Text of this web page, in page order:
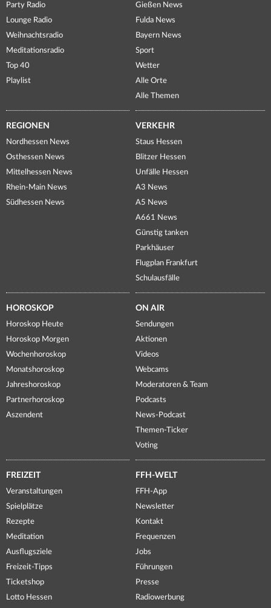
Party Radio
Lounge Radio
Weihnachtsradio
Meditationsradio
Top 40
Playlist
Gießen News
Fulda News
Bayern News
Sport
Wetter
Alle Orte
Alle Themen
REGIONEN
Nordhessen News
Osthessen News
Mittelhessen News
Rhein-Main News
Südhessen News
VERKEHR
Staus Hessen
Blitzer Hessen
Unfälle Hessen
A3 News
A5 News
A661 News
Günstig tanken
Parkhäuser
Flugplan Frankfurt
Schulausfälle
HOROSKOP
Horoskop Heute
Horoskop Morgen
Wochenhoroskop
Monatshoroskop
Jahreshoroskop
Partnerhoroskop
Aszendent
ON AIR
Sendungen
Aktionen
Videos
Webcams
Moderatoren & Team
Podcasts
News-Podcast
Themen-Ticker
Voting
FREIZEIT
Veranstaltungen
Spielplätze
Rezepte
Meditation
Ausflugsziele
Freizeit-Tipps
Ticketshop
Lotto Hessen
FFH-WELT
FFH-App
Newsletter
Kontakt
Frequenzen
Jobs
Führungen
Presse
Radiowerbung